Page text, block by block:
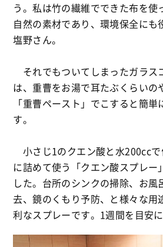
う。私は竹の繊維でできた布を使
自然の素材であり、環境保全にも
塩野さん。
それでもついてしまったガラス
は、重曹をお湯で耳たぶくらいの
「重曹ペースト」でこすると簡
す。
小さじ1のクエン酸と水200cc
に詰めて使う「クエン酸スプレー
した。台所のシンクの掃除、お風
去、鏡のくもり予防、と様々な用
利なスプレーです。1週間を目安に